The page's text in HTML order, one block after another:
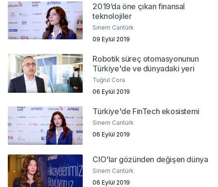
2019’da öne çıkan finansal
teknolojiler
Sinem Cantürk
09 Eylül 2019
Robotik süreç otomasyonunun
Türkiye'de ve dünyadaki yeri
Tuğrul Cora
06 Eylül 2019
Türkiye'de FinTech ekosistemi
Sinem Cantürk
06 Eylül 2019
CIO'lar gözünden değişen dünya
Sinem Cantürk
06 Eylül 2019